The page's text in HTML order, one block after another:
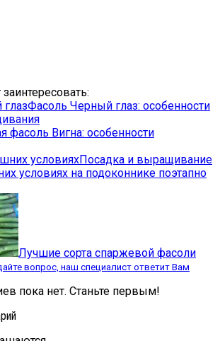
Фасоль Черный глаз: особенности
фасоль Вигна: особенности
Посадка и выращивание
условиях на подоконнике поэтапно
Лучшие сорта спаржевой фасоли
вопрос, наш специалист ответит Вам
пока нет. Станьте первым!